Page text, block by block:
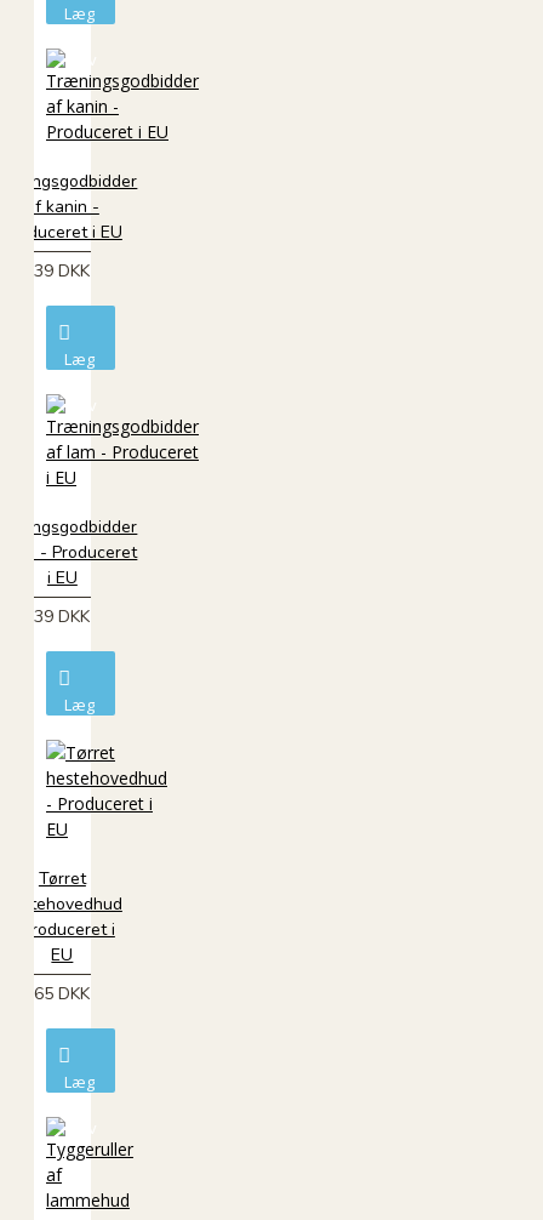
Læg
kurv
af kanin -
Produceret i EU
39 DKK
Læg
kurv
lam - Produceret
i EU
39 DKK
Læg
kurv
Tørret
hestehovedhud
- Produceret i
EU
65 DKK
Læg
kurv